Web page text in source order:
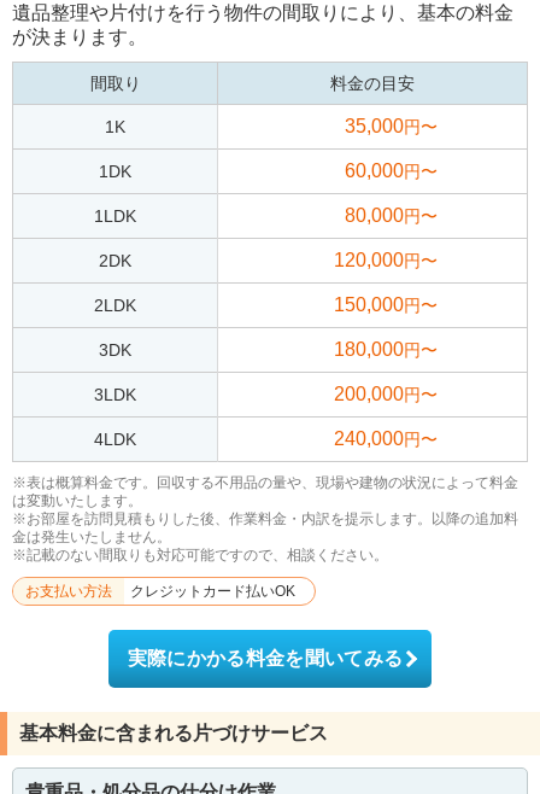
遺品整理や片付けを行う物件の間取りにより、基本の料金
が決まります。
間取り 料金の目安
1K 35,000円〜
1DK 60,000円〜
1LDK 80,000円〜
2DK 120,000円〜
2LDK 150,000円〜
3DK 180,000円〜
3LDK 200,000円〜
4LDK 240,000円〜
※表は概算料金です。回収する不用品の量や、現場や建物の状況によって料金
は変動いたします。
※お部屋を訪問見積もりした後、作業料金・内訳を提示します。以降の追加料
金は発生いたしません。
※記載のない間取りも対応可能ですので、相談ください。
お支払い方法 クレジットカード払いOK
実際にかかる料金を聞いてみる
基本料金に含まれる片づけサービス